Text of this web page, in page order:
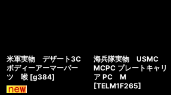
米軍実物 デザート3C
ボディーアーマーパー
ツ 喉 [g384]
海兵隊実物 USMC
MCPC プレートキャリ
ア PC M
[TELM1F265]